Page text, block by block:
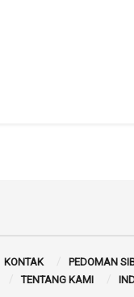
KONTAK PEDOMAN
TENTANG KAMI